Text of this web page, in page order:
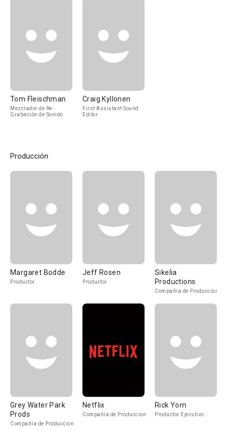
Tom Fleischman
Mezclador de Re-
Grabación de Sonido
Craig Kyllonen
First Assistant Sound
Editor
Producción
Margaret Bodde
Productor
Jeff Rosen
Productor
Sikelia
Productions
Compañía de Produccion
Grey Water Park
Prods
Compañía de Produccion
Netflix
Compañía de Produccion
Rick Yorn
Productor Ejecutivo